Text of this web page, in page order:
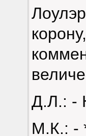
Д.Л.: -
М.К.: -